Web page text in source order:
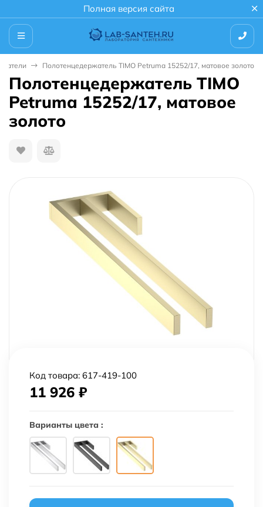
Полная версия сайта
Полотенцедержатель TIMO Petruma 15252/17, матовое золото
Полотенцедержатель TIMO
Petruma 15252/17, матовое
золото
Код товара: 617-419-100
11 926 ₽
Варианты цвета :